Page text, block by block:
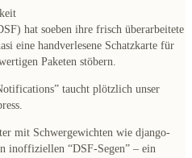
hat soeben ihre frisch überarbeitete
eine handverlesene Schatzkarte für
Paketen stöbern.
taucht plötzlich unser
.
mit Schwergewichten wie django-
inoffiziellen “DSF-Segen” – ein